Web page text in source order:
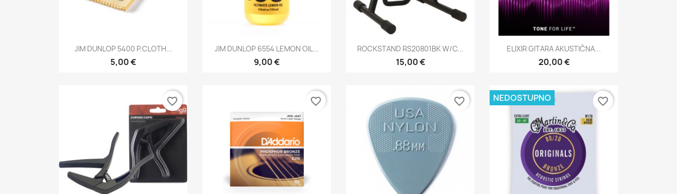
Brzi pregled
JIM DUNLOP 5400 P.CLOTH...
5,00 €
Brzi pregled
JIM DUNLOP 6554 LEMON OIL...
9,00 €
Brzi pregled
ROCKSTAND RS20801BK W/C...
15,00 €
Brzi pregled
ELIXIR GITARA AKUSTIČNA...
20,00 €
favorite_border favorite_border favorite_border NEDOSTUPNO favorite_border